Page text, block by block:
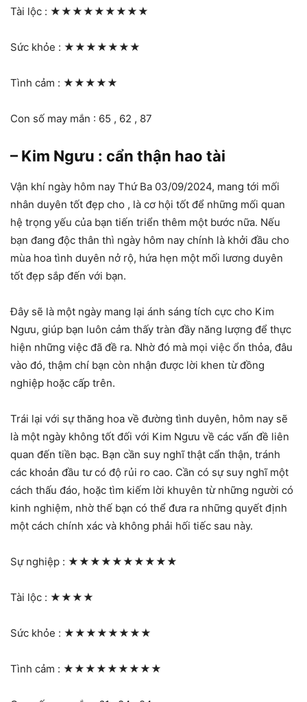
Tài lộc : ★★★★★★★★★
Sức khỏe : ★★★★★★★
Tình cảm : ★★★★★
Con số may mắn : 65 , 62 , 87
– Kim Ngưu : cẩn thận hao tài
Vận khí ngày hôm nay Thứ Ba 03/09/2024, mang tới mối
nhân duyên tốt đẹp cho , là cơ hội tốt để những mối quan
hệ trọng yếu của bạn tiến triển thêm một bước nữa. Nếu
bạn đang độc thân thì ngày hôm nay chính là khởi đầu cho
mùa hoa tình duyên nở rộ, hứa hẹn một mối lương duyên
tốt đẹp sắp đến với bạn.
Đây sẽ là một ngày mang lại ánh sáng tích cực cho Kim
Ngưu, giúp bạn luôn cảm thấy tràn đầy năng lượng để thực
hiện những việc đã đề ra. Nhờ đó mà mọi việc ổn thỏa, đâu
vào đó, thậm chí bạn còn nhận được lời khen từ đồng
nghiệp hoặc cấp trên.
Trái lại với sự thăng hoa về đường tình duyên, hôm nay sẽ
là một ngày không tốt đối với Kim Ngưu về các vấn đề liên
quan đến tiền bạc. Bạn cần suy nghĩ thật cẩn thận, tránh
các khoản đầu tư có độ rủi ro cao. Cần có sự suy nghĩ một
cách thấu đáo, hoặc tìm kiếm lời khuyên từ những người có
kinh nghiệm, nhờ thế bạn có thể đưa ra những quyết định
một cách chính xác và không phải hối tiếc sau này.
Sự nghiệp : ★★★★★★★★★★
Tài lộc : ★★★★
Sức khỏe : ★★★★★★★★
Tình cảm : ★★★★★★★★★